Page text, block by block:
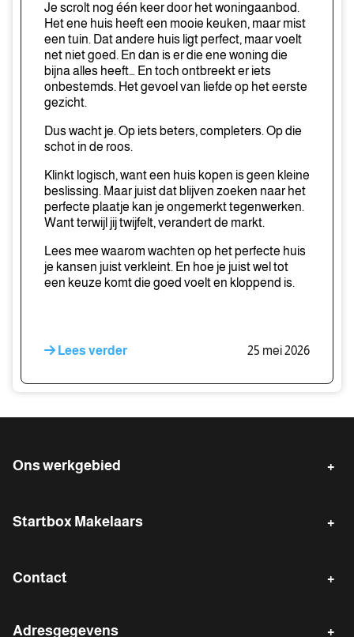
tegenwerkt
Je scrolt nog één keer door het woningaanbod.
Het ene huis heeft een mooie keuken, maar mist
een tuin. Dat andere huis ligt perfect, maar voelt
net niet goed. En dan is er die ene woning die
bijna alles heeft… En toch ontbreekt er iets
onbestemds. Het gevoel van liefde op het eerste
gezicht.
Dus wacht je. Op iets beters, completers. Op die
schot in de roos.
Klinkt logisch, want een huis kopen is geen kleine
beslissing. Maar juist dat blijven zoeken naar het
perfecte plaatje kan je ongemerkt tegenwerken.
Want terwijl jij twijfelt, verandert de markt.
Lees mee waarom wachten op het perfecte huis
je kansen juist verkleint. En hoe je juist wel tot
een keuze komt die goed voelt en kloppend is.
Lees verder 25 mei 2026
Ons werkgebied
Startbox Makelaars
Contact
Adresgegevens